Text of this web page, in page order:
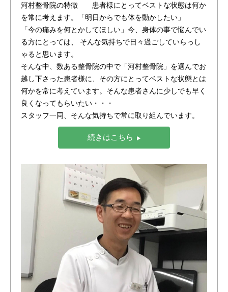
河村整骨院の特徴 患者様にとってベストな状態は何か
を常に考えます。「明日からでも体を動かしたい」
「今の痛みを何とかしてほしい」今、身体の事で悩んでい
る方にとっては、 そんな気持ちで日々過ごしていらっし
ゃると思います。
そんな中、数ある整骨院の中で「河村整骨院」を選んでお
越し下さった患者様に、その方にとってベストな状態とは
何かを常に考えています。そんな患者さんに少しでも早く
良くなってもらいたい・・・
スタッフ一同、そんな気持ちで常に取り組んでいます。
続きはこちら